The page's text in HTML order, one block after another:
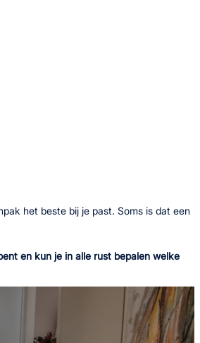
het beste bij je past. Soms is dat een
en kun je in alle rust bepalen welke